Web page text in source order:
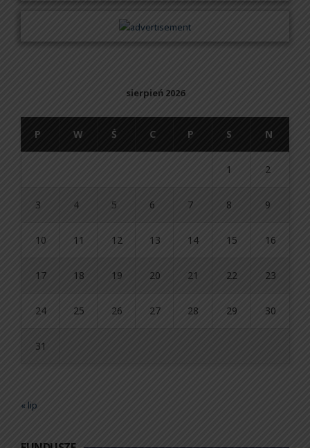
sierpień 2026
P W Ś C P S N
1 2
3 4 5 6 7 8 9
10 11 12 13 14 15 16
17 18 19 20 21 22 23
24 25 26 27 28 29 30
31
« lip